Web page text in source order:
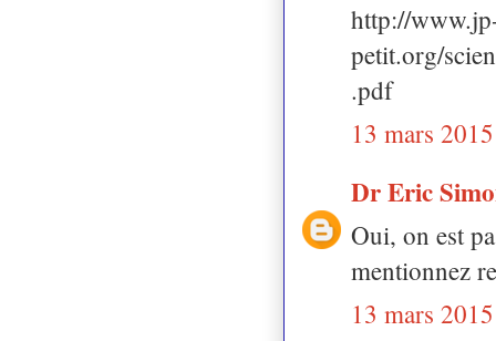
http://
petit.org/
.pdf
13 mars
Dr Eric
Oui, on est
mentionnez
13 mars